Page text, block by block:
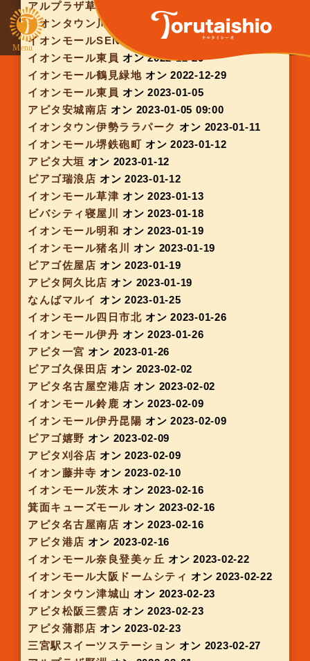
イベントカテゴリ:岡山
イベントカテゴリ:岡山
見つか
りませ
んでし
た
ごめんなさ
い。指定され
たアーカイブ
は見つかりま
せんでした。
イオンタウン川西
オン 2022-10-27
イオンモール鈴鹿オン 2022-10-27
アピタ桑名 オン 2022-10-27
大丸芦屋 オン 2022-11-02
アピタ一宮
オン 2022-11-03
イオンモール東員 オン 2022-11-03
イオンモール大阪ドームシティ
アピタ大垣
オン 2022-11-10 09:00
ピアゴ嬉野 オン 2022-11-23
アルプラザ亀岡オン 2022-11-29
イオン大日
オン 2022-11-30
アピタ伊賀上野 オン 2022-12-01
アルプラザ草津
イオンタウン豊中緑丘
アピタ大府
オン 2022-12-15
イオンタウン四日市泊
イオンタウン茨木太田
大阪モノレール南摂津
アルプラザ草津
オン 2022-12-20
イオンタウン川西 オン 2022-12-21
イオンモールSENRITO
オン 2022-12-28
イオンモール東員 オン 2022-12-29
イオンモール鶴見緑地
イオンモール東員
アピタ安城南店
オン 2023-01-05 09:00